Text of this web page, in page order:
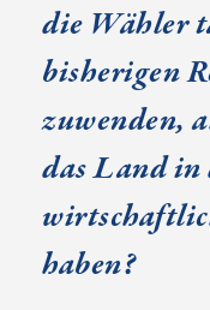
die Wähler
bisherigen
zuwenden,
das Land
haben?